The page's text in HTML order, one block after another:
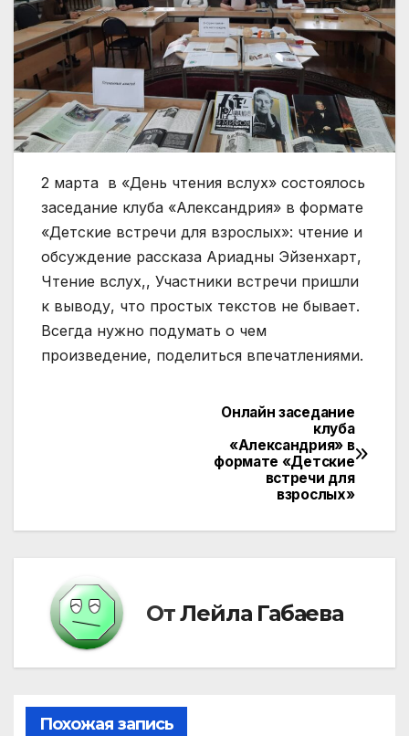
2 марта в «День чтения вслух» состоялось
заседание клуба «Александрия» в формате
«Детские встречи для взрослых»: чтение и
обсуждение рассказа Ариадны Эйзенхарт,
Чтение вслух,, Участники встречи пришли
к выводу, что простых текстов не бывает.
Всегда нужно подумать о чем
произведение, поделиться впечатлениями.
Онлайн заседание
клуба
«Александрия» в
формате «Детские
встречи для
взрослых»
ОтЛейла Габаева
Похожая запись